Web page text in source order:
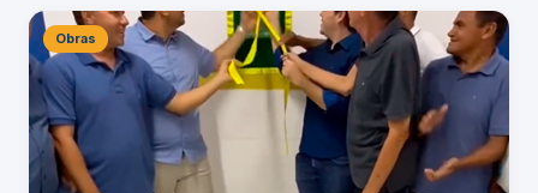
Obras